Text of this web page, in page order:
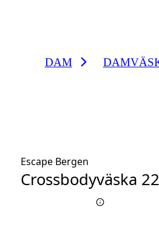
DAM
Escape Bergen
Crossbodyväska